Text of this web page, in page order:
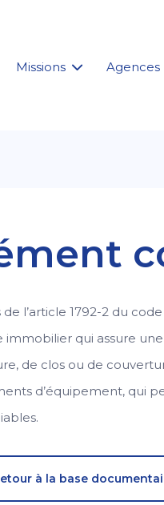
Missions Agences
de l’article 1792-2 du
immobilier qui assure
de clos ou de
d’équipement, qui
à la base